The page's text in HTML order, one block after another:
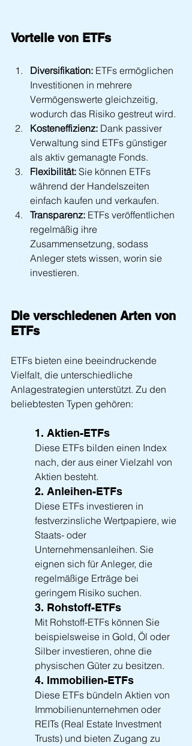
Vorteile von ETFs
Diversifikation: ETFs ermöglichen
Investitionen in mehrere
Vermögenswerte gleichzeitig,
wodurch das Risiko gestreut wird.
Kosteneffizienz: Dank passiver
Verwaltung sind ETFs günstiger
als aktiv gemanagte Fonds.
Flexibilität: Sie können ETFs
während der Handelszeiten
einfach kaufen und verkaufen.
Transparenz: ETFs veröffentlichen
regelmäßig ihre
Zusammensetzung, sodass
Anleger stets wissen, worin sie
investieren.
Die verschiedenen Arten von
ETFs
ETFs bieten eine beeindruckende
Vielfalt, die unterschiedliche
Anlagestrategien unterstützt. Zu den
beliebtesten Typen gehören:
1. Aktien-ETFs
Diese ETFs bilden einen Index
nach, der aus einer Vielzahl von
Aktien besteht.
2. Anleihen-ETFs
Diese ETFs investieren in
festverzinsliche Wertpapiere, wie
Staats- oder
Unternehmensanleihen. Sie
eignen sich für Anleger, die
regelmäßige Erträge bei
geringem Risiko suchen.
3. Rohstoff-ETFs
Mit Rohstoff-ETFs können Sie
beispielsweise in Gold, Öl oder
Silber investieren, ohne die
physischen Güter zu besitzen.
4. Immobilien-ETFs
Diese ETFs bündeln Aktien von
Immobilienunternehmen oder
REITs (Real Estate Investment
Trusts) und bieten Zugang zu